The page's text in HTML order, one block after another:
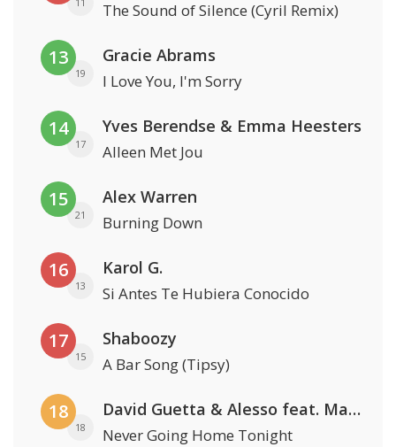
The Sound of Silence (Cyril Remix)
13
19
Gracie Abrams
I Love You, I'm Sorry
14
17
Yves Berendse & Emma Heesters
Alleen Met Jou
15
21
Alex Warren
Burning Down
16
13
Karol G.
Si Antes Te Hubiera Conocido
17
15
Shaboozy
A Bar Song (Tipsy)
18
18
David Guetta & Alesso feat. Madison Love
Never Going Home Tonight